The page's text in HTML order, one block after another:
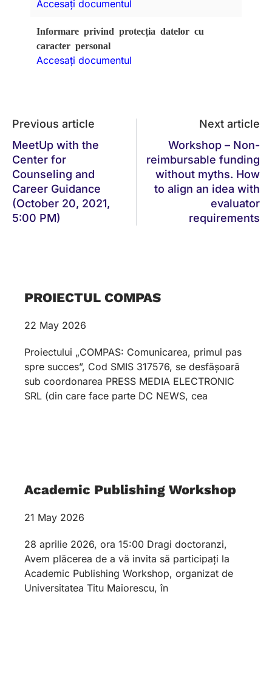
Accesați documentul
Informare privind protecția datelor cu
caracter personal
Accesați documentul
Previous article
MeetUp with the
Center for
Counseling and
Career Guidance
(October 20, 2021,
5:00 PM)
Next article
Workshop – Non-
reimbursable funding
without myths. How
to align an idea with
evaluator
requirements
PROIECTUL COMPAS
22 May 2026
Proiectului „COMPAS: Comunicarea, primul pas
spre succes”, Cod SMIS 317576, se desfășoară
sub coordonarea PRESS MEDIA ELECTRONIC
SRL (din care face parte DC NEWS, cea
Academic Publishing Workshop
21 May 2026
28 aprilie 2026, ora 15:00 Dragi doctoranzi,
Avem plăcerea de a vă invita să participați la
Academic Publishing Workshop, organizat de
Universitatea Titu Maiorescu, în